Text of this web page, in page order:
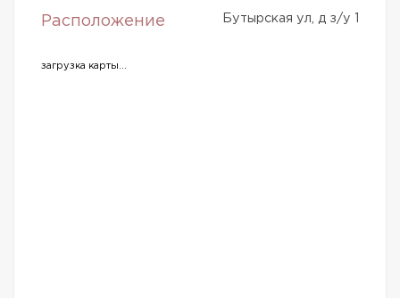
Расположение Бутырская ул, д з/у 1
загрузка карты...